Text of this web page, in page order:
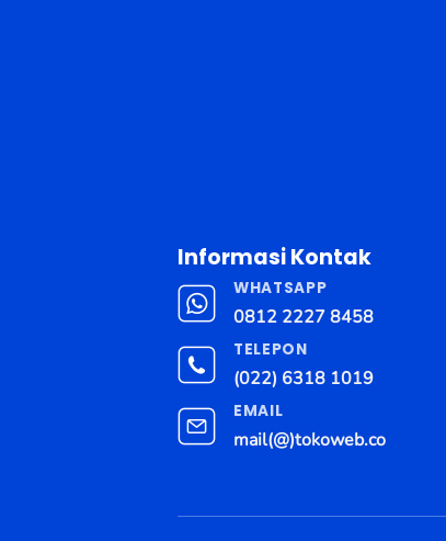
Informasi Kontak
WHATSAPP
0812 2227 8458
TELEPON
(022) 6318 1019
EMAIL
mail(@)tokoweb.co